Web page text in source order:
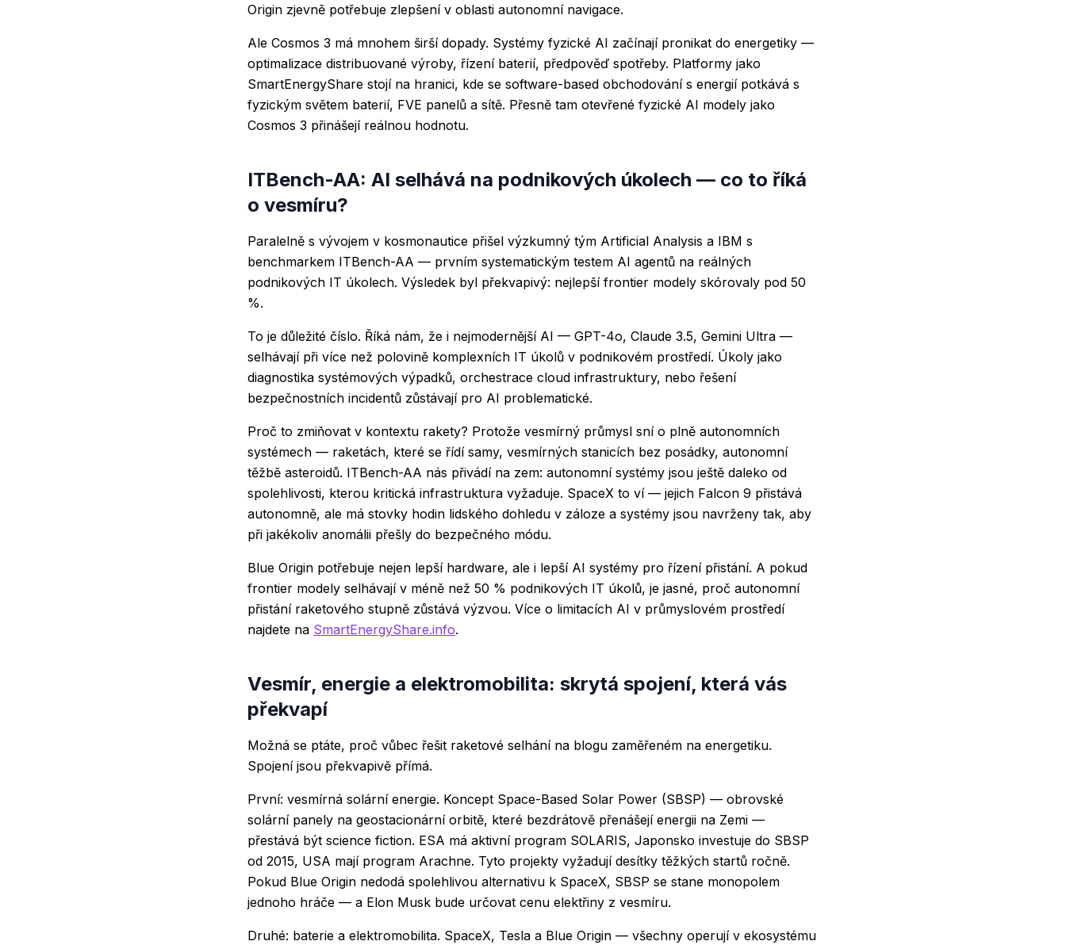
Origin zjevně potřebuje zlepšení v oblasti autonomní navigace.
Ale Cosmos 3 má mnohem širší dopady. Systémy fyzické AI začínají pronikat do energetiky —
optimalizace distribuované výroby, řízení baterií, předpověď spotřeby. Platformy jako
SmartEnergyShare stojí na hranici, kde se software-based obchodování s energií potkává s
fyzickým světem baterií, FVE panelů a sítě. Přesně tam otevřené fyzické AI modely jako
Cosmos 3 přinášejí reálnou hodnotu.
ITBench-AA: AI selhává na podnikových úkolech — co to říká
o vesmíru?
Paralelně s vývojem v kosmonautice přišel výzkumný tým Artificial Analysis a IBM s
benchmarkem ITBench-AA — prvním systematickým testem AI agentů na reálných
podnikových IT úkolech. Výsledek byl překvapivý: nejlepší frontier modely skórovaly pod 50
%.
To je důležité číslo. Říká nám, že i nejmodernější AI — GPT-4o, Claude 3.5, Gemini Ultra —
selhávají při více než polovině komplexních IT úkolů v podnikovém prostředí. Úkoly jako
diagnostika systémových výpadků, orchestrace cloud infrastruktury, nebo řešení
bezpečnostních incidentů zůstávají pro AI problematické.
Proč to zmiňovat v kontextu rakety? Protože vesmírný průmysl sní o plně autonomních
systémech — raketách, které se řídí samy, vesmírných stanicích bez posádky, autonomní
těžbě asteroidů. ITBench-AA nás přivádí na zem: autonomní systémy jsou ještě daleko od
spolehlivosti, kterou kritická infrastruktura vyžaduje. SpaceX to ví — jejich Falcon 9 přistává
autonomně, ale má stovky hodin lidského dohledu v záloze a systémy jsou navrženy tak, aby
při jakékoliv anomálii přešly do bezpečného módu.
Blue Origin potřebuje nejen lepší hardware, ale i lepší AI systémy pro řízení přistání. A pokud
frontier modely selhávají v méně než 50 % podnikových IT úkolů, je jasné, proč autonomní
přistání raketového stupně zůstává výzvou. Více o limitacích AI v průmyslovém prostředí
najdete na SmartEnergyShare.info.
Vesmír, energie a elektromobilita: skrytá spojení, která vás
překvapí
Možná se ptáte, proč vůbec řešit raketové selhání na blogu zaměřeném na energetiku.
Spojení jsou překvapivě přímá.
První: vesmírná solární energie. Koncept Space-Based Solar Power (SBSP) — obrovské
solární panely na geostacionární orbitě, které bezdrátově přenášejí energii na Zemi —
přestává být science fiction. ESA má aktivní program SOLARIS, Japonsko investuje do SBSP
od 2015, USA mají program Arachne. Tyto projekty vyžadují desítky těžkých startů ročně.
Pokud Blue Origin nedodá spolehlivou alternativu k SpaceX, SBSP se stane monopolem
jednoho hráče — a Elon Musk bude určovat cenu elektřiny z vesmíru.
Druhé: baterie a elektromobilita. SpaceX, Tesla a Blue Origin — všechny operují v ekosystému